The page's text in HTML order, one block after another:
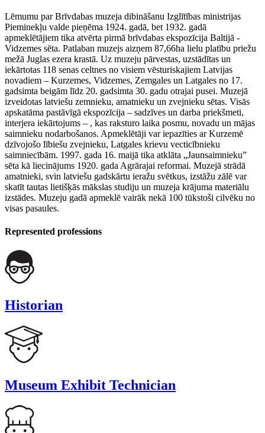
Lēmumu par Brīvdabas muzeja dibināšanu Izglītības ministrijas
Pieminekļu valde pieņēma 1924. gadā, bet 1932. gadā
apmeklētājiem tika atvērta pirmā brīvdabas ekspozīcija Baltijā -
Vidzemes sēta. Patlaban muzejs aizņem 87,66ha lielu platību priežu
mežā Juglas ezera krastā. Uz muzeju pārvestas, uzstādītas un
iekārtotas 118 senas celtnes no visiem vēsturiskajiem Latvijas
novadiem – Kurzemes, Vidzemes, Zemgales un Latgales no 17.
gadsimta beigām līdz 20. gadsimta 30. gadu otrajai pusei. Muzejā
izveidotas latviešu zemnieku, amatnieku un zvejnieku sētas. Visās
apskatāma pastāvīgā ekspozīcija – sadzīves un darba priekšmeti,
interjera iekārtojums – , kas raksturo laika posmu, novadu un mājas
saimnieku nodarbošanos. Apmeklētāji var iepazīties ar Kurzemē
dzīvojošo lībiešu zvejnieku, Latgales krievu vecticībnieku
saimniecībām. 1997. gada 16. maijā tika atklāta „Jaunsaimnieku”
sēta kā liecinājums 1920. gada Agrārajai reformai. Muzejā strādā
amatnieki, svin latviešu gadskārtu ieražu svētkus, izstāžu zālē var
skatīt tautas lietišķās mākslas studiju un muzeja krājuma materiālu
izstādes. Muzeju gadā apmeklē vairāk nekā 100 tūkstoši cilvēku no
visas pasaules.
Represented professions
Historian
Museum Exhibit Technician